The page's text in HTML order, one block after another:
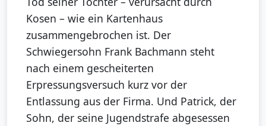
Kosen – wie ein Kartenhaus
zusammengebrochen ist. Der
Schwiegersohn Frank Bachmann steht
nach einem gescheiterten
Erpressungsversuch kurz vor der
Entlassung aus der Firma. Und Patrick, der
Sohn, der seine Jugendstrafe abgesessen